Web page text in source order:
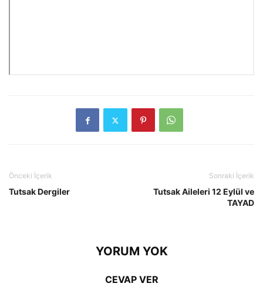
Önceki İçerik
Tutsak Dergiler
Sonraki İçerik
Tutsak Aileleri 12 Eylül ve
TAYAD
YORUM YOK
CEVAP VER